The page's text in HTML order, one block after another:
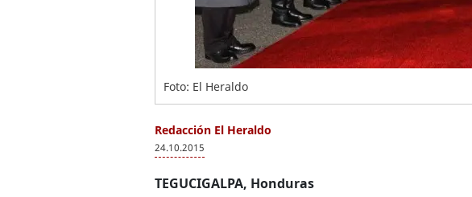
Foto: El Heraldo
Redacción El Heraldo
24.10.2015
TEGUCIGALPA, Honduras